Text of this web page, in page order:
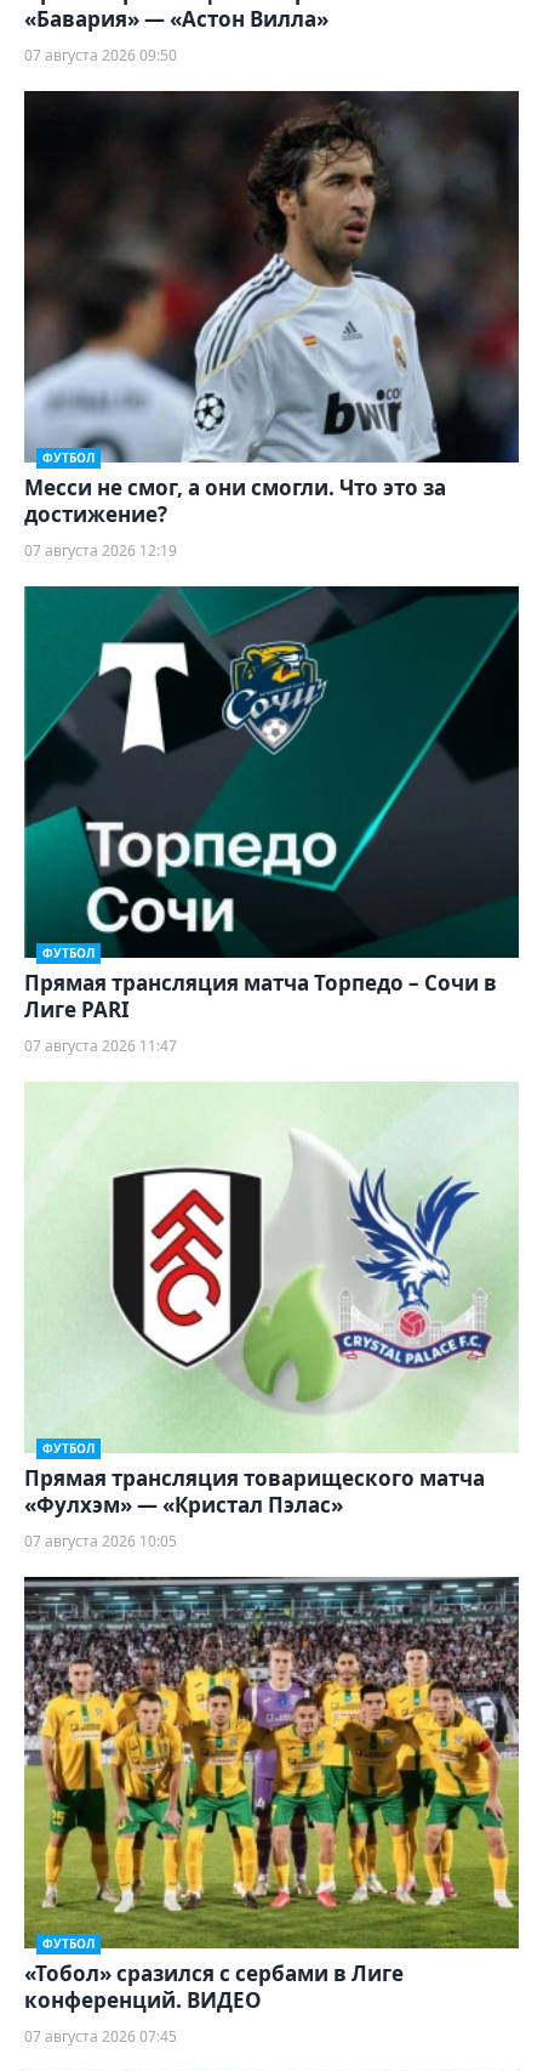
«Бавария» — «Астон Вилла»
07 августа 2026 09:50
ФУТБОЛ
Месси не смог, а они смогли. Что это за
достижение?
07 августа 2026 12:19
ФУТБОЛ
Прямая трансляция матча Торпедо – Сочи в
Лиге PARI
07 августа 2026 11:47
ФУТБОЛ
Прямая трансляция товарищеского матча
«Фулхэм» — «Кристал Пэлас»
07 августа 2026 10:05
ФУТБОЛ
«Тобол» сразился с сербами в Лиге
конференций. ВИДЕО
07 августа 2026 07:45